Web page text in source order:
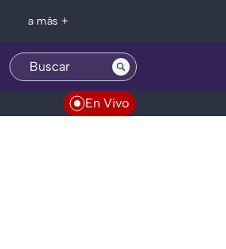
a más +
En Vivo